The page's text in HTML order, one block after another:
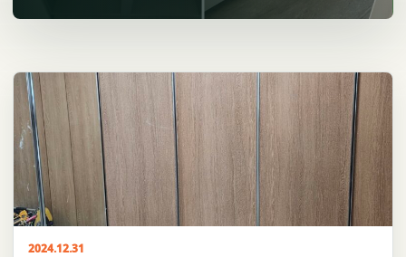
2024.12.31